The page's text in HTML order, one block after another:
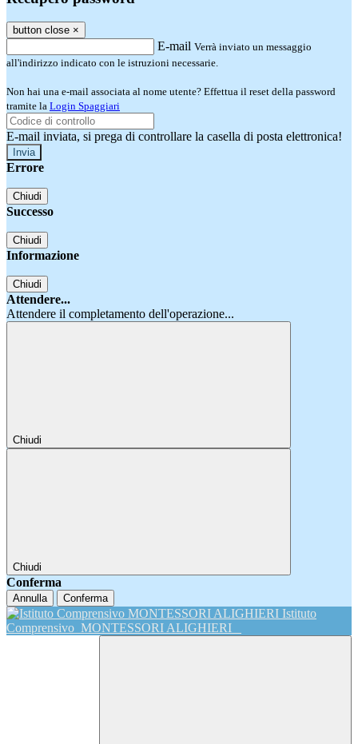
button close ×
E-mail Verrà inviato un messaggio
all'indirizzo indicato con le istruzioni necessarie.
Non hai una e-mail associata al nome utente? Effettua il reset della password
tramite la Login Spaggiari
E-mail inviata, si prega di controllare la casella di posta elettronica!
Errore
Chiudi
Successo
Chiudi
Informazione
Chiudi
Attendere...
Attendere il completamento dell'operazione...
Chiudi
Chiudi
Conferma
Annulla Conferma
Istituto
Comprensivo MONTESSORI ALIGHIERI